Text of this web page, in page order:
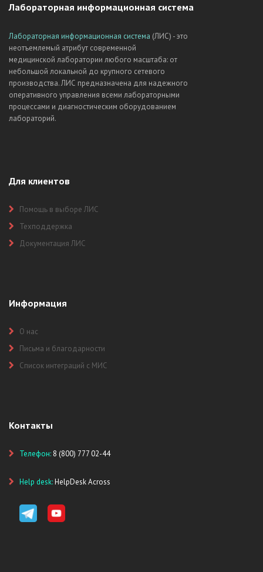
Лабораторная информационная система
Лабораторная информационная система (ЛИС) - это
неотъемлемый атрибут современной
медицинской лаборатории любого масштаба: от
небольшой локальной до крупного сетевого
производства. ЛИС предназначена для надежного
оперативного управления всеми лабораторными
процессами и диагностическим оборудованием
лабораторий.
Для клиентов
Помощь в выборе ЛИС
Техподдержка
Документация ЛИС
Информация
О нас
Письма и благодарности
Список интеграций с МИС
Контакты
Телефон: 8 (800) 777 02-44
Help desk:HelpDesk Across